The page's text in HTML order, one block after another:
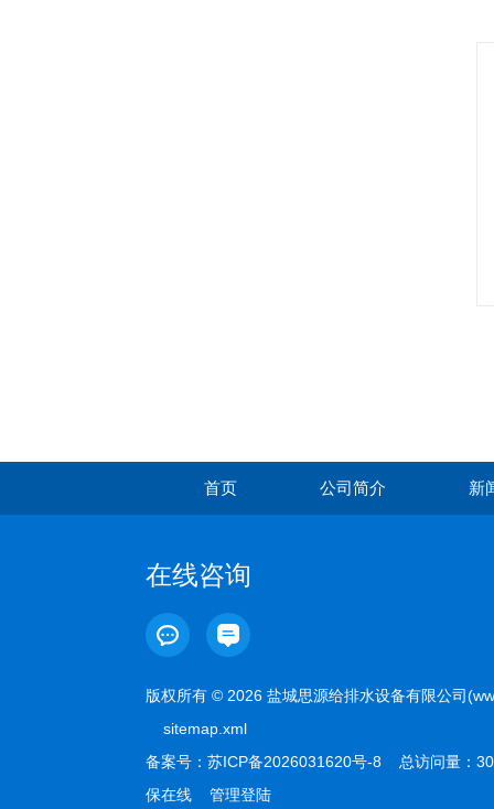
首页 公司简介 新
在线咨询
版权所有 © 2026 盐城思源给排水设备有限公司
sitemap.xml
备案号： 苏ICP备2026031620号-8 总访问量：
保在线
管理登陆